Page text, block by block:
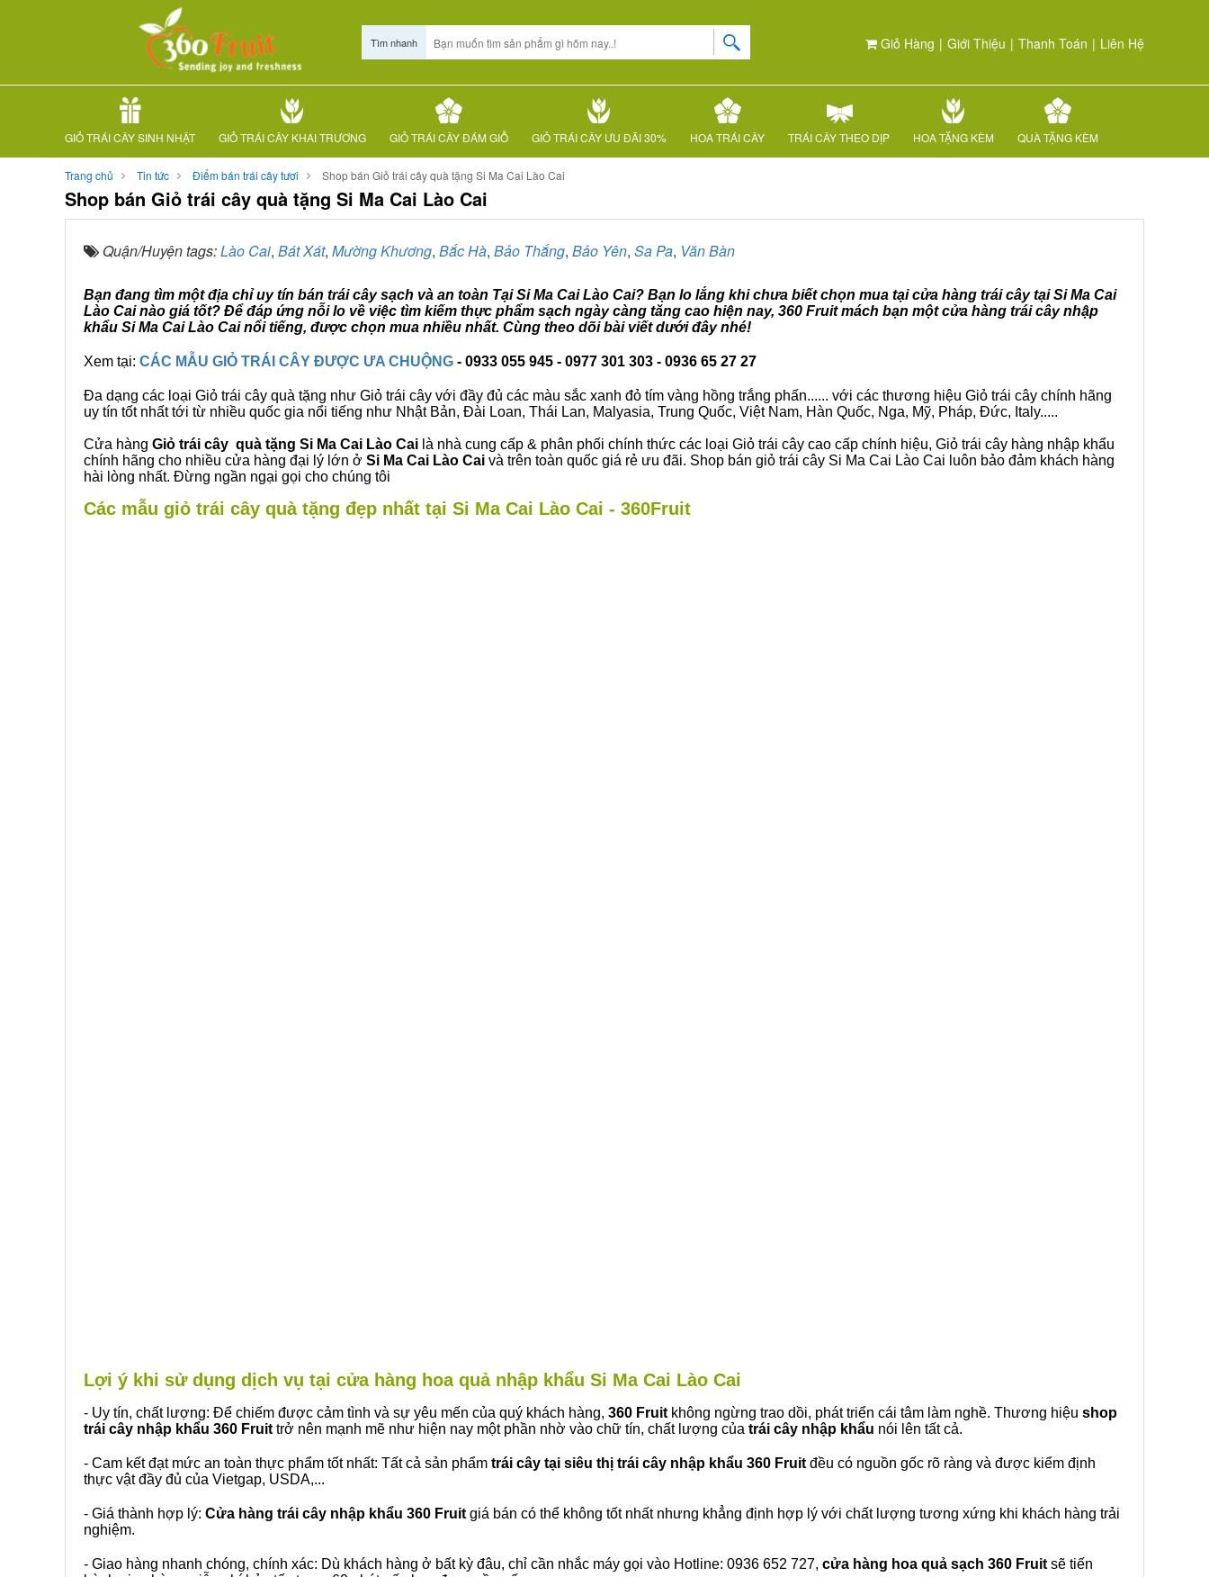
Giỏ Hàng | Giới Thiệu | Thanh Toán | Liên Hệ
Tìm nhanh
GIỎ TRÁI CÂY SINH NHẬT GIỎ TRÁI CÂY KHAI TRƯƠNG GIỎ TRÁI CÂY ĐÁM GIỖ GIỎ TRÁI CÂY ƯU ĐÃI 30% HOA TRÁI CÂY TRÁI CÂY THEO DỊP HOA TẶNG KÈM QUÀ TẶNG KÈM
Trang chủ Tin tức Điểm bán trái cây tươi Shop bán Giỏ trái cây quà tặng Si Ma Cai Lào Cai
Shop bán Giỏ trái cây quà tặng Si Ma Cai Lào Cai
Quận/Huyện tags:Lào Cai, Bát Xát, Mường Khương, Bắc Hà, Bảo Thắng, Bảo Yên, Sa Pa, Văn Bàn
Bạn đang tìm một địa chỉ uy tín bán trái cây sạch và an toàn Tại Si Ma Cai Lào Cai? Bạn lo lắng khi chưa biết chọn mua tại cửa hàng trái cây tại Si Ma Cai
Lào Cai nào giá tốt? Để đáp ứng nỗi lo về việc tìm kiếm thực phẩm sạch ngày càng tăng cao hiện nay, 360 Fruit mách bạn một cửa hàng trái cây nhập
khẩu Si Ma Cai Lào Cai nổi tiếng, được chọn mua nhiều nhất. Cùng theo dõi bài viết dưới đây nhé!
Xem tại: CÁC MẪU GIỎ TRÁI CÂY ĐƯỢC ƯA CHUỘNG - 0933 055 945 - 0977 301 303 - 0936 65 27 27
Đa dạng các loại Giỏ trái cây quà tặng như Giỏ trái cây với đầy đủ các màu sắc xanh đỏ tím vàng hồng trắng phấn...... với các thương hiệu Giỏ trái cây chính hãng
uy tín tốt nhất tới từ nhiều quốc gia nổi tiếng như Nhật Bản, Đài Loan, Thái Lan, Malyasia, Trung Quốc, Việt Nam, Hàn Quốc, Nga, Mỹ, Pháp, Đức, Italy.....
Cửa hàng Giỏ trái cây quà tặng Si Ma Cai Lào Cai là nhà cung cấp & phân phối chính thức các loại Giỏ trái cây cao cấp chính hiệu, Giỏ trái cây hàng nhập khẩu
chính hãng cho nhiều cửa hàng đại lý lớn ở Si Ma Cai Lào Cai và trên toàn quốc giá rẻ ưu đãi. Shop bán giỏ trái cây Si Ma Cai Lào Cai luôn bảo đảm khách hàng
hài lòng nhất. Đừng ngần ngại gọi cho chúng tôi
Các mẫu giỏ trái cây quà tặng đẹp nhất tại Si Ma Cai Lào Cai - 360Fruit
Lợi ý khi sử dụng dịch vụ tại cửa hàng hoa quả nhập khẩu Si Ma Cai Lào Cai
- Uy tín, chất lượng: Để chiếm được cảm tình và sự yêu mến của quý khách hàng, 360 Fruit không ngừng trao dồi, phát triển cái tâm làm nghề. Thương hiệu shop
trái cây nhập khẩu 360 Fruit trở nên mạnh mẽ như hiện nay một phần nhờ vào chữ tín, chất lượng của trái cây nhập khẩu nói lên tất cả.
- Cam kết đạt mức an toàn thực phẩm tốt nhất: Tất cả sản phẩm trái cây tại siêu thị trái cây nhập khẩu 360 Fruit đều có nguồn gốc rõ ràng và được kiểm định
thực vật đầy đủ của Vietgap, USDA,...
- Giá thành hợp lý: Cửa hàng trái cây nhập khẩu 360 Fruit giá bán có thể không tốt nhất nhưng khẳng định hợp lý với chất lượng tương xứng khi khách hàng trải
nghiệm.
- Giao hàng nhanh chóng, chính xác: Dù khách hàng ở bất kỳ đâu, chỉ cần nhắc máy gọi vào Hotline: 0936 652 727, cửa hàng hoa quả sạch 360 Fruit sẽ tiến